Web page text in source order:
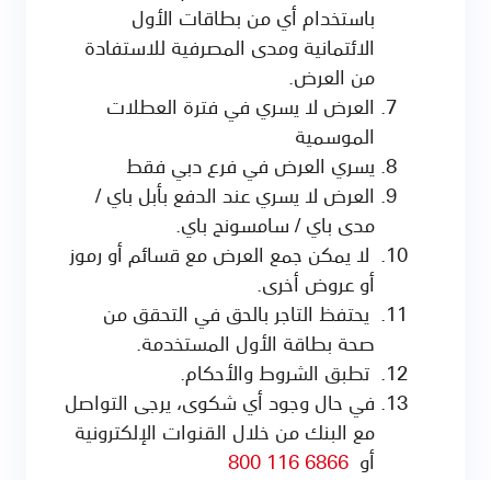
باستخدام أي من بطاقات الأول
الائتمانية ومدى المصرفية للاستفادة
من العرض.
العرض لا يسري في فترة العطلات
الموسمية
يسري العرض في فرع دبي فقط
العرض لا يسري عند الدفع بأبل باي /
مدى باي / سامسونج باي.
لا يمكن جمع العرض مع قسائم أو رموز
أو عروض أخرى.
يحتفظ التاجر بالحق في التحقق من
صحة بطاقة الأول المستخدمة.
تطبق الشروط والأحكام.
في حال وجود أي شكوى، يرجى التواصل
مع البنك من خلال القنوات الإلكترونية
أو 6866 116 800